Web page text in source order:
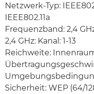
Netzwerk-Typ:
IEEE802.11a
Frequenzband: 2,4
2,4 GHz: Kanal: 1-13
Reichweite:
Sicherheit: WEP (64/